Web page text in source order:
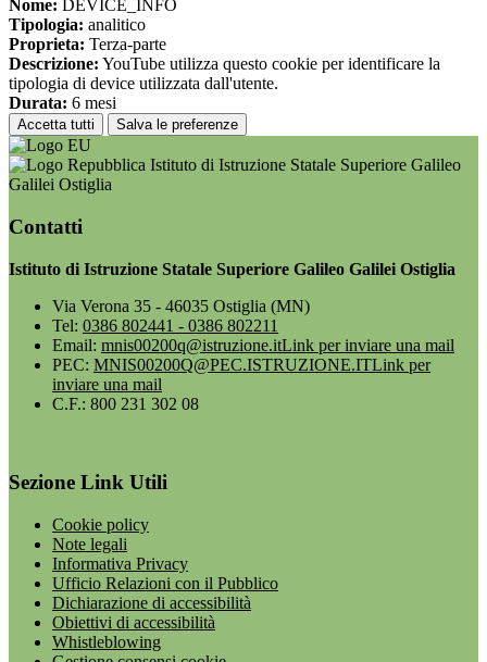
Nome: DEVICE_INFO
Tipologia: analitico
Proprieta: Terza-parte
Descrizione: YouTube utilizza questo cookie per identificare la
tipologia di device utilizzata dall'utente.
Durata: 6 mesi
Accetta tutti Salva le preferenze
Istituto di Istruzione Statale Superiore Galileo
Galilei Ostiglia
Contatti
Istituto di Istruzione Statale Superiore Galileo Galilei Ostiglia
Via Verona 35 - 46035 Ostiglia (MN)
Tel: 0386 802441 - 0386 802211
Email: mnis00200q@istruzione.itLink per inviare una mail
PEC: MNIS00200Q@PEC.ISTRUZIONE.ITLink per
inviare una mail
C.F.: 800 231 302 08
Sezione Link Utili
Cookie policy
Note legali
Informativa Privacy
Ufficio Relazioni con il Pubblico
Dichiarazione di accessibilità
Obiettivi di accessibilità
Whistleblowing